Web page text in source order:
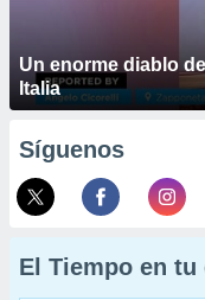
Un enorme diablo
Italia
Síguenos
El Tiempo en tu